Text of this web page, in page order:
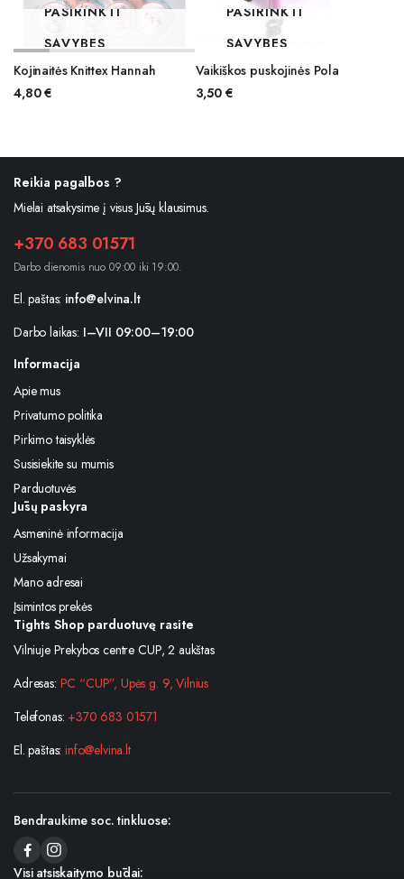
PASIRINKTI
SAVYBES
Kojinaitės Knittex Hannah
4,80€
PASIRINKTI
SAVYBES
Vaikiškos puskojinės Pola
3,50 €
Reikia pagalbos ?
Mielai atsakysime į visus Jūsų klausimus.
+370 683 01571
Darbo dienomis nuo 09:00 iki 19:00.
El. paštas: info@elvina.lt
Darbo laikas: I–VII 09:00–19:00
Informacija
Apie mus
Privatumo politika
Pirkimo taisyklės
Susisiekite su mumis
Parduotuvės
Jūsų paskyra
Asmeninė informacija
Užsakymai
Mano adresai
Įsimintos prekės
Tights Shop parduotuvę rasite
Vilniuje Prekybos centre CUP, 2 aukštas
Adresas: PC “CUP”, Upės g. 9, Vilnius
Telefonas: +370 683 01571
El. paštas:info@elvina.lt
Bendraukime soc. tinkluose:
Visi atsiskaitymo būdai: